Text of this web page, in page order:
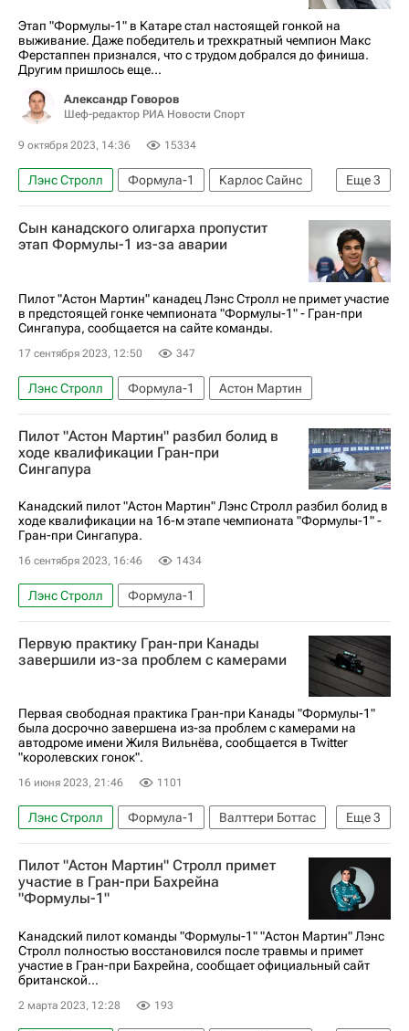
Этап "Формулы-1" в Катаре стал настоящей гонкой на
выживание. Даже победитель и трехкратный чемпион Макс
Ферстаппен признался, что с трудом добрался до финиша.
Другим пришлось еще...
Александр Говоров
Шеф-редактор РИА Новости Спорт
9 октября 2023, 14:36 15334
Еще3
Лэнс Стролл Формула-1
Карлос Сайнс
Катар
Эстебан Окон Фернандо Алонсо
Сын канадского олигарха пропустит
этап Формулы-1 из-за аварии
Пилот "Астон Мартин" канадец Лэнс Стролл не примет участие
в предстоящей гонке чемпионата "Формулы-1" - Гран-при
Сингапура, сообщается на сайте команды.
17 сентября 2023, 12:50 347
Лэнс Стролл Формула-1 Астон Мартин
Пилот "Астон Мартин" разбил болид в
ходе квалификации Гран-при
Сингапура
Канадский пилот "Астон Мартин" Лэнс Стролл разбил болид в
ходе квалификации на 16-м этапе чемпионата "Формулы-1" -
Гран-при Сингапура.
16 сентября 2023, 16:46 1434
Лэнс Стролл Формула-1
Первую практику Гран-при Канады
завершили из-за проблем с камерами
Первая свободная практика Гран-при Канады "Формулы-1"
была досрочно завершена из-за проблем с камерами на
автодроме имени Жиля Вильнёва, сообщается в Twitter
"королевских гонок".
16 июня 2023, 21:46 1101
Еще3
Лэнс Стролл Формула-1
Валттери Боттас
Пьер Гасли
Альфа Ромео Астон Мартин
Пилот "Астон Мартин" Стролл примет
участие в Гран-при Бахрейна
"Формулы-1"
Канадский пилот команды "Формулы-1" "Астон Мартин" Лэнс
Стролл полностью восстановился после травмы и примет
участие в Гран-при Бахрейна, сообщает официальный сайт
британской...
2 марта 2023, 12:28 193